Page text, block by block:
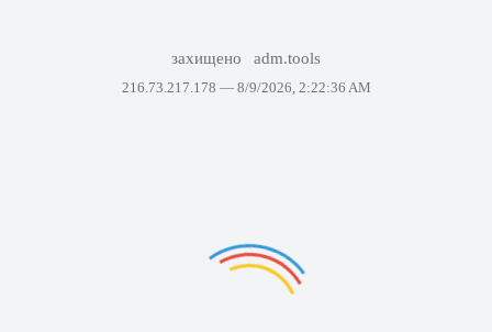
захищено adm.tools
216.73.217.178 — 8/9/2026, 2:22:36 AM